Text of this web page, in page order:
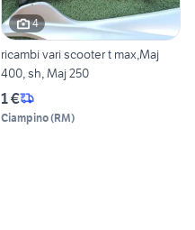
4
ricambi vari scooter t max,Maj
400, sh, Maj 250
1 €
Ciampino(RM)